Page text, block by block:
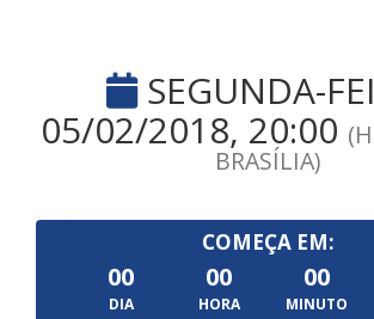
SEGUNDA-
05/02/2018, 20:00
BRASÍLIA)
COMEÇA EM:
00
DIA
00
HORA
00
MINUTO